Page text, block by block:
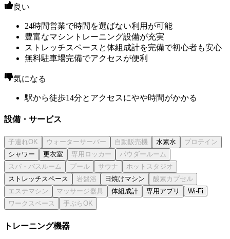
良い
24時間営業で時間を選ばない利用が可能
豊富なマシントレーニング設備が充実
ストレッチスペースと体組成計を完備で初心者も安心
無料駐車場完備でアクセスが便利
気になる
駅から徒歩14分とアクセスにやや時間がかかる
設備・サービス
水素水
シャワー
更衣室
ストレッチスペース
日焼けマシン
体組成計
専用アプリ Wi-Fi
トレーニング機器